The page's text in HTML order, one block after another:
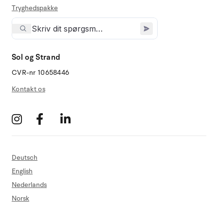
Tryghedspakke
Sol og Strand
CVR-nr 10658446
Kontakt os
Deutsch
English
Nederlands
Norsk